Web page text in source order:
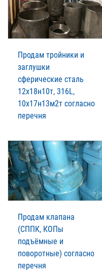
Продам тройники и
заглушки
сферические сталь
12х18н10т, 316L,
10х17н13м2т согласно
перечня
Продам клапана
(СППК, КОПы
подъёмные и
поворотные) согласно
перечня